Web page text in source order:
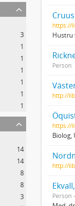
3
1
1
1
1
1
1
14
14
8
8
3
https://
Hustru
Person
http://
https://
Biolog,
http://
Person